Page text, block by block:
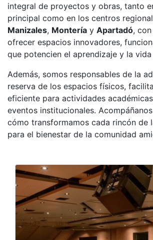
integral de proyectos y obras, tanto
principal como en los centros
Manizales, Montería y Apartadó,
ofrecer espacios innovadores,
que potencien el aprendizaje y la
Además, somos responsables de la
reserva de los espacios físicos,
eficiente para actividades
eventos institucionales.
cómo transformamos cada rincón de
para el bienestar de la comunidad